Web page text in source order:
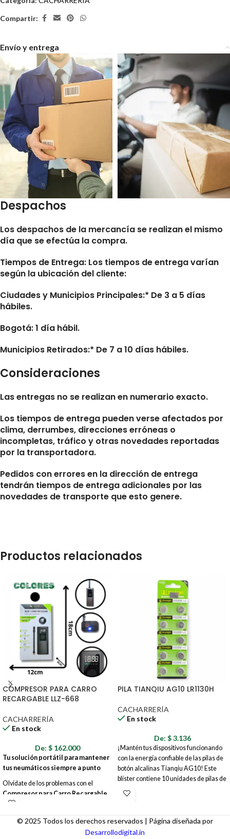
Compartir:
Envío y entrega
Despachos
Los despachos de la mercancía se realizan el mismo
día que se efectúa la compra.
Tiempos de Entrega: Los tiempos de entrega varían
según la ubicación del cliente:
Ciudades y Municipios Principales:* De 3 a 5 días
hábiles.
Bogotá: 1 día hábil.
Municipios Retirados:* De 7 a 10 días hábiles.
Consideraciones
Las entregas no se realizan en numerario exacto.
Los tiempos de entrega pueden verse afectados por
clima, derrumbes, direcciones erróneas o
incompletas, tráfico y otras novedades reportadas
por la transportadora.
Pedidos con errores en la dirección de entrega
tendrán tiempos de entrega adicionales por las
novedades de transporte que esto genere.
Productos relacionados
COMPRESOR PARA CARRO
RECARGABLE LLZ-668
CACHARRERÍA
En stock
De: $ 162.000
Tu solución portátil para mantener
tus neumáticos siempre a punto
Olvídate de los problemas con el
Compresor para Carro Recargable
LLZ-668
compresor es tu aliado perfecto en la
carretera, en casa o donde lo
PILA TIANQIU AG10 LR1130H
CACHARRERÍA
En stock
De: $3.136
¡Mantén tus dispositivos funcionando
con la energía confiable de las pilas de
botón alcalinas Tianqiu AG10! Este
blíster contiene 10 unidades de pilas de
1.5V, perfectas para una amplia gama
juguetes y controles remotos.
© 2025 Todos los derechos reservados | Página diseñada por
Desarrollodigital.in